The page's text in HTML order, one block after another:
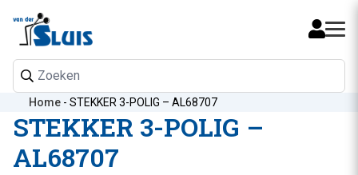
Mijn
Home - STEKKER 3-POLIG – AL68707
STEKKER 3-POLIG –
AL68707